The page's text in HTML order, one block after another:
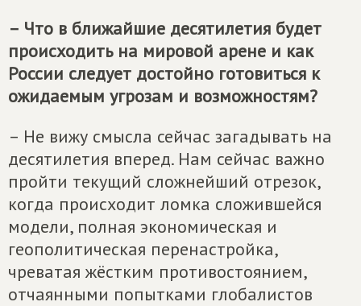
– Что в ближайшие десятилетия будет
происходить на мировой арене и как
России следует достойно готовиться к
ожидаемым угрозам и возможностям?
– Не вижу смысла сейчас загадывать на
десятилетия вперед. Нам сейчас важно
пройти текущий сложнейший отрезок,
когда происходит ломка сложившейся
модели, полная экономическая и
геополитическая перенастройка,
чреватая жёстким противостоянием,
отчаянными попытками глобалистов